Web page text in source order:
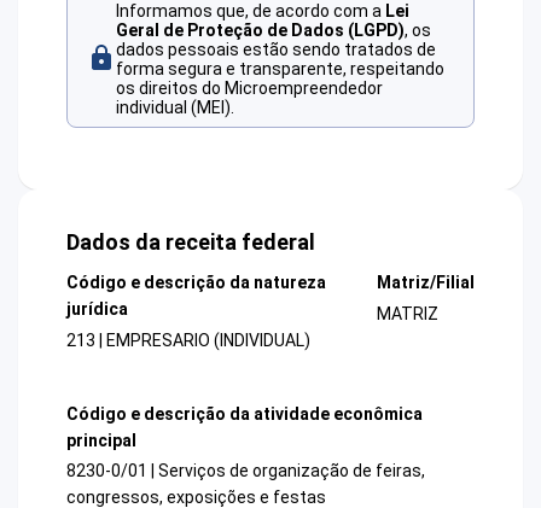
Informamos que, de acordo com a Lei
Geral de Proteção de Dados (LGPD), os
dados pessoais estão sendo tratados de
forma segura e transparente, respeitando
os direitos do Microempreendedor
individual (MEI).
Dados da receita federal
Código e descrição da natureza
jurídica
213 | EMPRESARIO (INDIVIDUAL)
Matriz/Filial
MATRIZ
Código e descrição da atividade econômica
principal
8230-0/01 | Serviços de organização de feiras,
congressos, exposições e festas